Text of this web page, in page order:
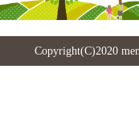
Copyright(C)2020